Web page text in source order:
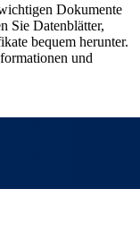
Dokumente
Sie Datenblätter,
bequem herunter.
und